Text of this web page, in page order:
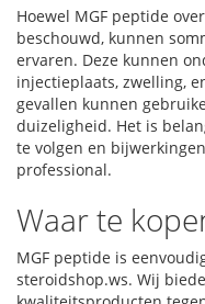
Hoewel MGF peptide
beschouwd, kunnen
ervaren. Deze kunnen
injectieplaats, zwelling,
gevallen kunnen
duizeligheid. Het is
te volgen en
professional.
Waar te
MGF peptide is
steroidshop.ws. Wij